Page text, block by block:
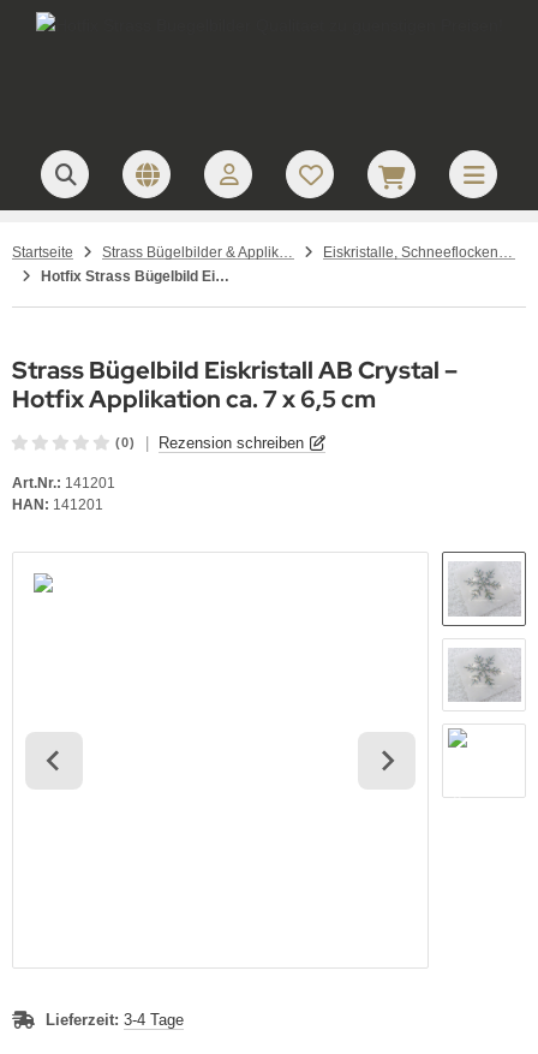
Startseite Strass Bügelbilder & Applikationen zum Aufbügeln
Eiskristalle, Schneeflocken, Winter & Weihnachten – Strass Bügelbilder
Hotfix Strass Bügelbild Eiskristall AB Crystal 141201 Schneeflocke Applikation Strassbild
Strass Bügelbild Eiskristall AB Crystal –
Hotfix Applikation ca. 7 x 6,5 cm
(0) Rezension schreiben
Art.Nr.: 141201
HAN: 141201
Lieferzeit: 3-4 Tage